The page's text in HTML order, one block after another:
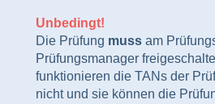
Unbedingt!
Die Prüfung muss am
Prüfungsmanager
funktionieren die TANs der
nicht und sie können die